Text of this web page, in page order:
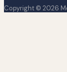
Copyright © 2026